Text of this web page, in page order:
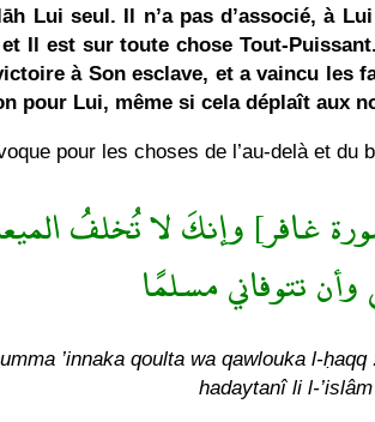
Lui seul. Il n’a pas d’associé, à
Il est sur toute chose Tout-
à Son esclave, et a vaincu les
pour Lui, même si cela déplaît aux
pour les choses de l’au-delà et du
وقولُك الحقُّ : ﴿ادْعُونِي أَسْتَجِبْ لَكُمْ (60)﴾[سورة غافر] وإنكَ لا
تتوفاني مسلمًا
’innaka qoulta wa qawlouka l-ḥaqq
hadaytanî li l-